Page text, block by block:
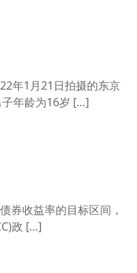
年1月21日拍摄的东京
年龄为16岁 […]
券收益率的目标区间，
政 […]